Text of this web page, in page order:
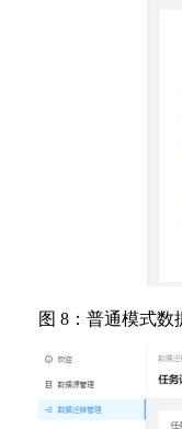
图 8：普通模式